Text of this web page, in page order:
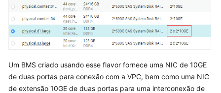
definida
usuário
(SUSE
Linux
Server
12)
Um BMS criado usando esse flavor fornece uma NIC de 10GE
de duas portas para conexão com a VPC, bem como uma NIC
de extensão 10GE de duas portas para uma interconexão de